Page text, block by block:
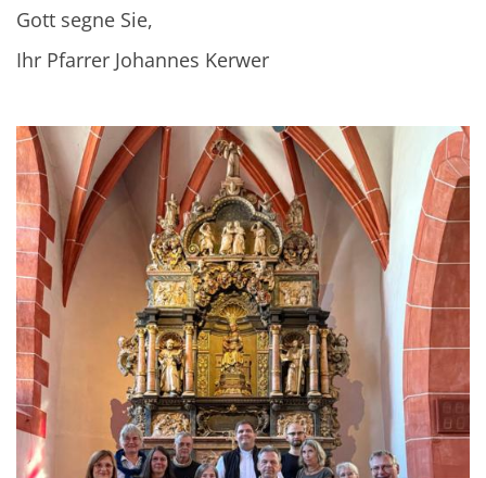
Gott segne Sie,
Ihr Pfarrer Johannes Kerwer